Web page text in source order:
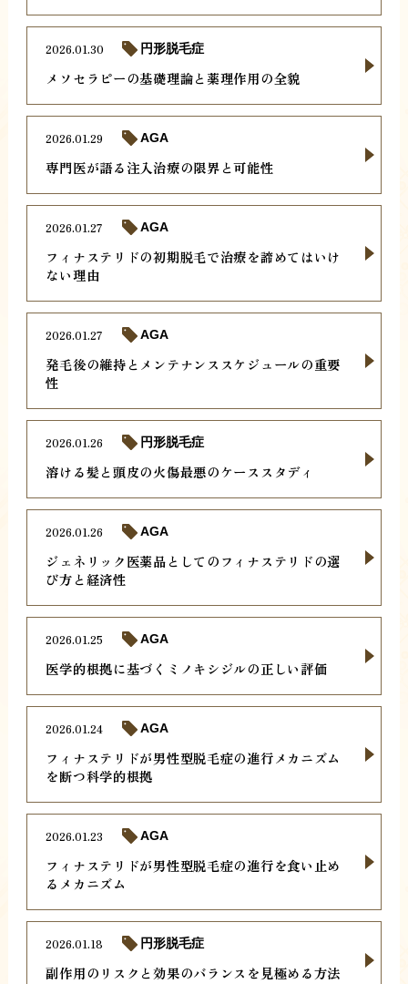
メソセラピーの基礎理論と薬理作用の全貌
2026.01.30 円形脱毛症
専門医が語る注入治療の限界と可能性
2026.01.29 AGA
フィナステリドの初期脱毛で治療を諦めてはいけ
ない理由
2026.01.27 AGA
発毛後の維持とメンテナンススケジュールの重要
性
2026.01.27 AGA
溶ける髪と頭皮の火傷最悪のケーススタディ
2026.01.26 円形脱毛症
ジェネリック医薬品としてのフィナステリドの選
び方と経済性
2026.01.26 AGA
医学的根拠に基づくミノキシジルの正しい評価
2026.01.25 AGA
フィナステリドが男性型脱毛症の進行メカニズム
を断つ科学的根拠
2026.01.24 AGA
フィナステリドが男性型脱毛症の進行を食い止め
るメカニズム
2026.01.23 AGA
副作用のリスクと効果のバランスを見極める方法
2026.01.18 円形脱毛症